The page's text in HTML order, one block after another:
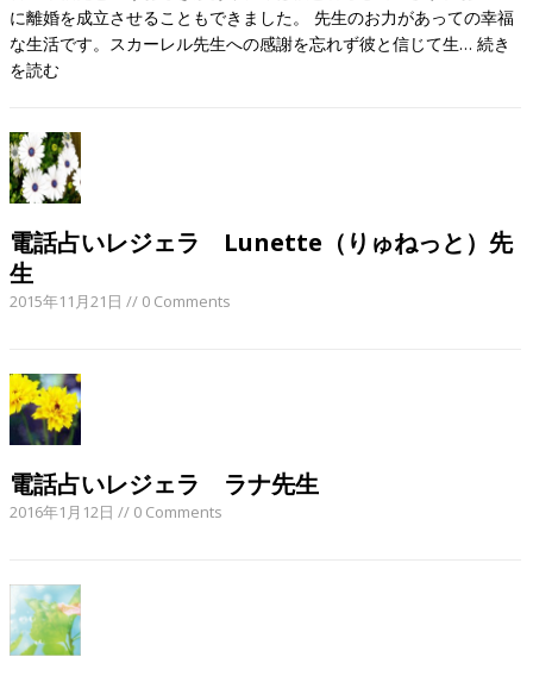
に離婚を成立させることもできました。 先生のお力があっての幸福
な生活です。スカーレル先生への感謝を忘れず彼と信じて生…続き
を読む
電話占いレジェラ Lunette（りゅねっと）先
生
2015年11月21日 // 0 Comments
電話占いレジェラ ラナ先生
2016年1月12日 // 0 Comments